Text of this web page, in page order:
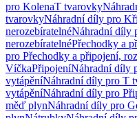
pro KolenaT tvarovky
tvarovkyNáhradní díly pro
nerozebíratelnéNáhradní díly
nerozebíratelnéPřechodky a
pro Přechodky a připojení,
VíčkaPřipojeníNáhradní díly
vytápěníNáhradní díly pro T
vytápěníNáhradní díly pro
měď plynNáhradní díly pro